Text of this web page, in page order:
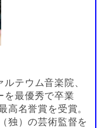
テウム音楽院、
を最優秀で卒業
高名誉賞を受賞。
独）の芸術監督を